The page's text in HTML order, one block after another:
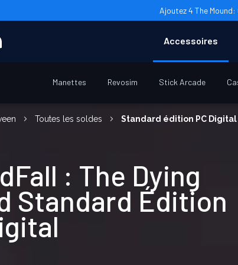
Ajoutez 4 The
Accessoires
Manettes Revosim Stick Arcade
Toutes les soldes Standard édition PC Digital
: The Dying
Standard Édition